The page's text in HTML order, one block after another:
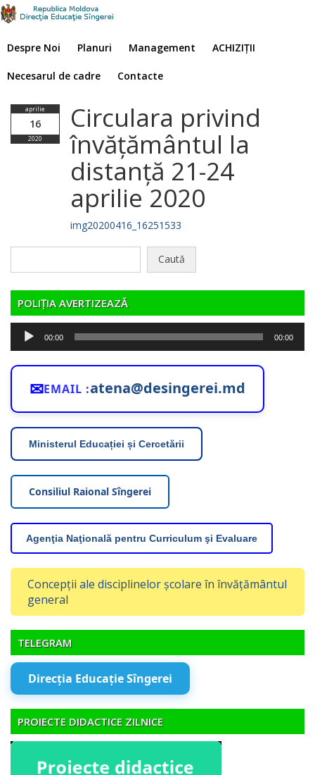
Despre Noi Planuri Management ACHIZIȚII
Necesarul de cadre Contacte
aprilie
16
2020
Circulara privind
învățământul la
distanță 21-24
aprilie 2020
img20200416_16251533
POLIȚIA AVERTIZEAZĂ
Player
audio
00:00 00:00
✉EMAIL :atena@desingerei.md
Ministerul Educației și Cercetării
Consiliul Raional Sîngerei
Agenţia Naţională pentru Curriculum şi Evaluare
Concepții ale disciplinelor școlare în învățământul
general
TELEGRAM
Direcția Educație Sîngerei
PROIECTE DIDACTICE ZILNICE